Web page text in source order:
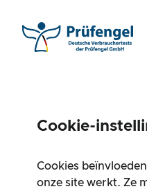
naar
Cookie-
Cookies
onze site werkt. Ze